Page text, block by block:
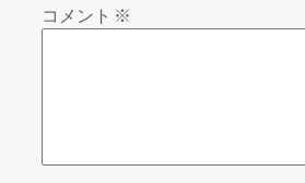
コメント ※